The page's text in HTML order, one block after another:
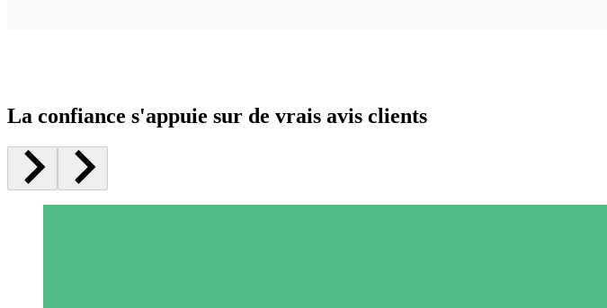
La confiance s'appuie sur de vrais avis clients